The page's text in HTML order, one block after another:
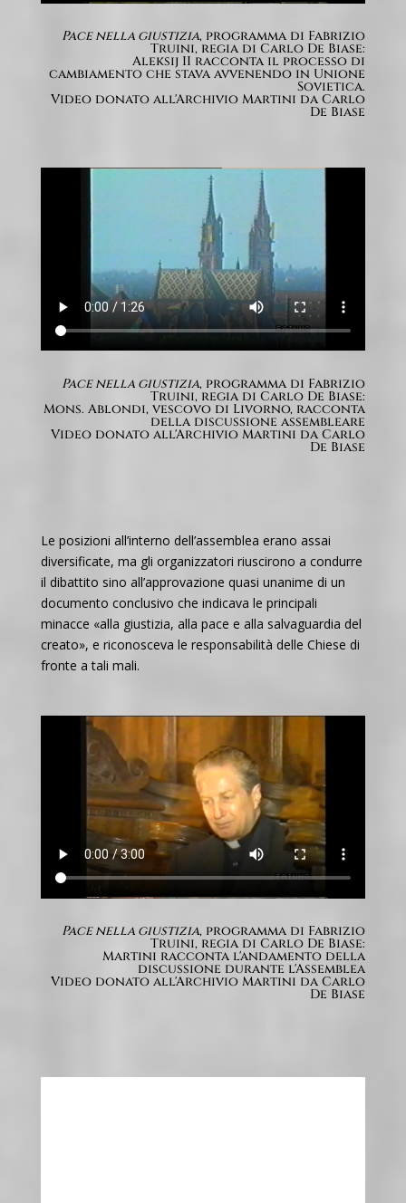
Pace nella giustizia, programma di Fabrizio
Truini, regia di Carlo De Biase:
Aleksij II racconta il processo di
cambiamento che stava avvenendo in Unione
Sovietica.
Video donato all'Archivio Martini da Carlo
De Biase
Pace nella giustizia, programma di Fabrizio
Truini, regia di Carlo De Biase:
Mons. Ablondi, vescovo di Livorno, racconta
della discussione assembleare
Video donato all'Archivio Martini da Carlo
De Biase
Le posizioni all’interno dell’assemblea erano assai
diversificate, ma gli organizzatori riuscirono a condurre
il dibattito sino all’approvazione quasi unanime di un
documento conclusivo che indicava le principali
minacce «alla giustizia, alla pace e alla salvaguardia del
creato», e riconosceva le responsabilità delle Chiese di
fronte a tali mali.
Pace nella giustizia, programma di Fabrizio
Truini, regia di Carlo De Biase:
Martini racconta l'andamento della
discussione durante l'Assemblea
Video donato all'Archivio Martini da Carlo
De Biase